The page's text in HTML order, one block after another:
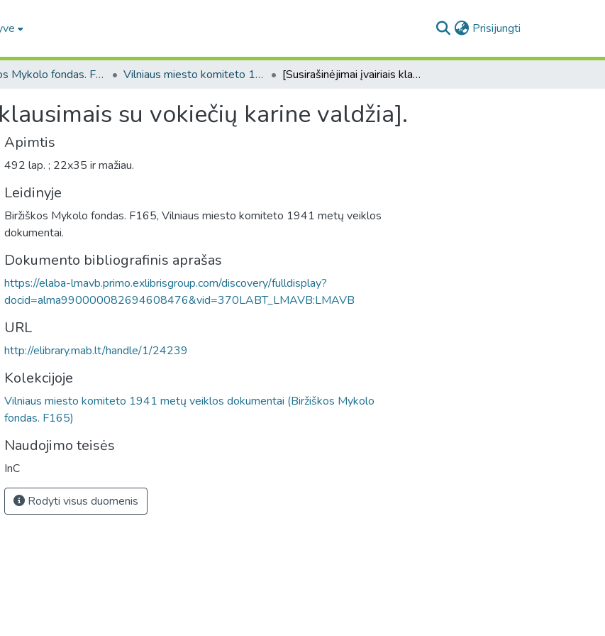
Prisijungti
Biržiškos Mykolo fondas. F165 Vilniaus miesto komiteto 1941 metų veiklos dokumentai (Biržiškos Mykolo fondas. F165) [Susirašinėjimai įvairiais klausimais su vokiečių karine valdžia].
su vokiečių karine valdžia].
Apimtis
492 lap. ; 22x35 ir mažiau.
Leidinyje
Biržiškos Mykolo fondas. F165, Vilniaus miesto komiteto 1941 metų veiklos
dokumentai.
Dokumento bibliografinis aprašas
https://elaba-lmavb.primo.exlibrisgroup.com/discovery/fulldisplay?
docid=alma990000082694608476&vid=370LABT_LMAVB:LMAVB
URL
http://elibrary.mab.lt/handle/1/24239
Kolekcijoje
Vilniaus miesto komiteto 1941 metų veiklos dokumentai (Biržiškos Mykolo
fondas. F165)
Naudojimo teisės
InC
Rodyti visus duomenis